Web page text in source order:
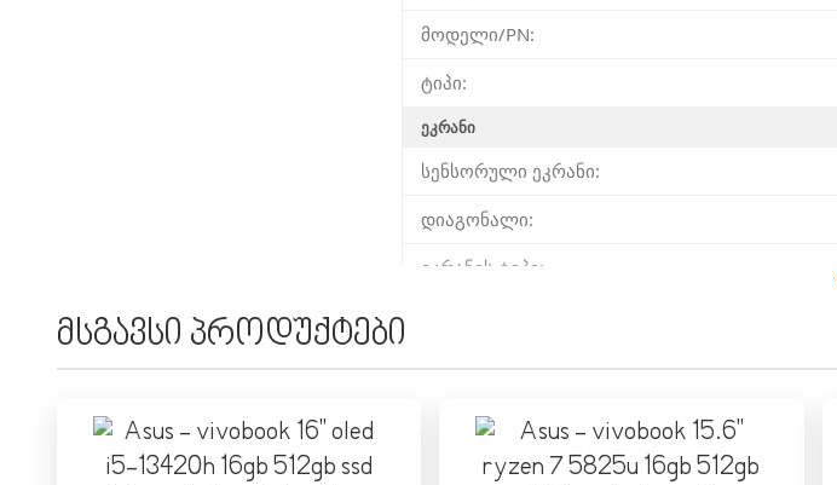
მოდელი/PN:
ტიპი:
ᲔᲙᲠᲐᲜᲘ
სენსორული ეკრანი:
დიაგონალი:
ეკრანის ტიპი:
განახლების სიხშირე:
სიკაშკაშე:
ეკრანის ფორმატი:
მსგავსი პროდუქტები